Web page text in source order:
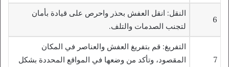
6
النقل: انقل العفش بحذر واحرص على قيادة بأمان
لتجنب الصدمات والتلف.
7
التفريغ: قم بتفريغ العفش والعناصر في المكان
المقصود، وتأكد من وضعها في المواقع المحددة بشكل